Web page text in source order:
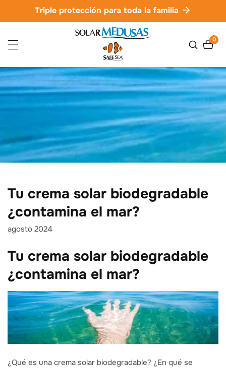
Triple protección para toda la familia
00
Tu crema solar biodegradable
¿contamina el mar?
agosto 2024
Tu crema solar biodegradable
¿contamina el mar?
¿Qué es una crema solar biodegradable? ¿En qué se